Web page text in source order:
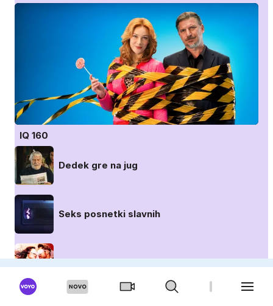
IQ 160
Dedek gre na jug
Seks posnetki slavnih